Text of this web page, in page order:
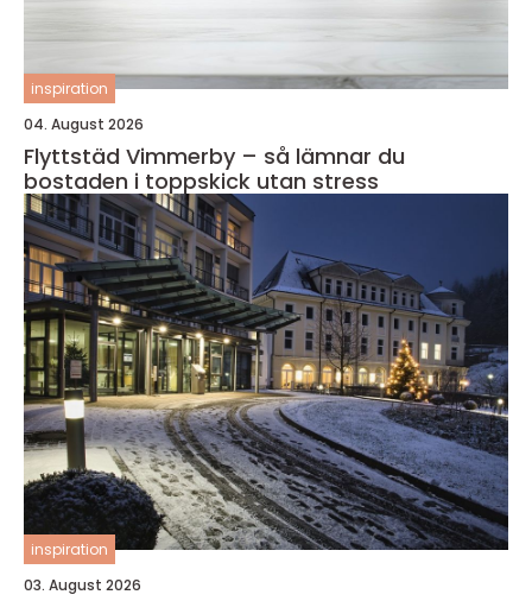
inspiration
04. August 2026
Flyttstäd Vimmerby – så lämnar du
bostaden i toppskick utan stress
inspiration
03. August 2026